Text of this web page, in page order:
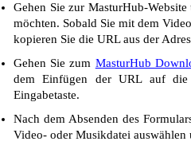
Gehen Sie zur MasturHub-
möchten. Sobald Sie mit dem
kopieren Sie die URL aus der
Gehen Sie zum MasturHub
dem Einfügen der URL auf die
Eingabetaste.
Nach dem Absenden des
Video- oder Musikdatei auswählen